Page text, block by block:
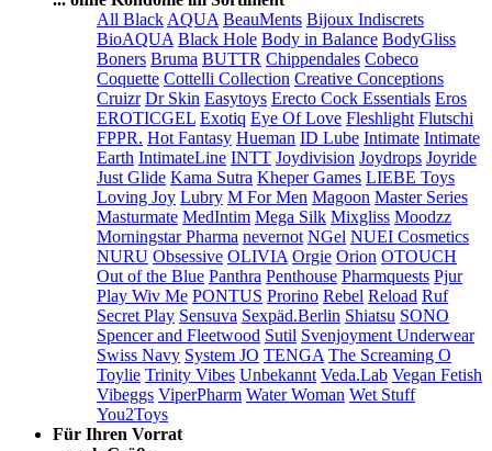
All Black AQUA BeauMents Bijoux Indiscrets
BioAQUA Black Hole Body in Balance BodyGliss
Boners Bruma BUTTR Chippendales Cobeco
Coquette Cottelli Collection Creative Conceptions
Cruizr Dr Skin Easytoys Erecto Cock Essentials Eros
EROTICGEL Exotiq Eye Of Love Fleshlight Flutschi
FPPR. Hot Fantasy Hueman ID Lube Intimate Intimate
Earth IntimateLine INTT Joydivision Joydrops Joyride
Just Glide Kama Sutra Kheper Games LIEBE Toys
Loving Joy Lubry M For Men Magoon Master Series
Masturmate MedIntim Mega Silk Mixgliss Moodzz
Morningstar Pharma nevernot NGel NUEI Cosmetics
NURU Obsessive OLIVIA Orgie Orion OTOUCH
Out of the Blue Panthra Penthouse Pharmquests Pjur
Play Wiv Me PONTUS Prorino Rebel Reload Ruf
Secret Play Sensuva Sexpäd.Berlin Shiatsu SONO
Spencer and Fleetwood Sutil Svenjoyment Underwear
Swiss Navy System JO TENGA The Screaming O
Toylie Trinity Vibes Unbekannt Veda.Lab Vegan Fetish
Vibeggs ViperPharm Water Woman Wet Stuff
You2Toys
Für Ihren Vorrat